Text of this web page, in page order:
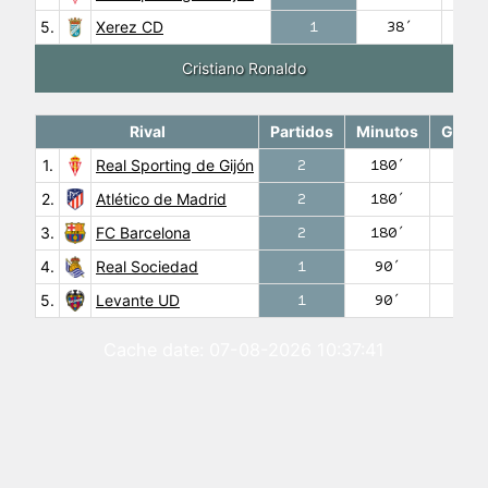
5.
Xerez CD 1 38′
Cristiano Ronaldo
Rival Partidos Minutos
Goles
1.
Real Sporting de Gijón 2 180′
2.
Atlético de Madrid 2 180′
3.
FC Barcelona 2 180′
4.
Real Sociedad 1 90′
5.
Levante UD 1 90′